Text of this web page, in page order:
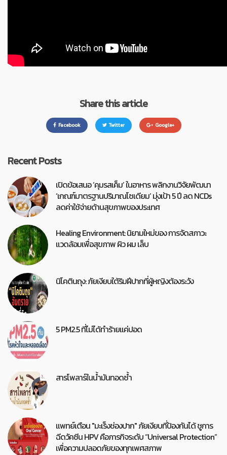
Share this article
Facebook Twitter Google+
Recent Posts
เปิดข้อเสนอ ‘คุมรสเค็ม’ ในอาหาร พลิกงานวิจัยพัฒนา
‘เกณฑ์มาตรฐานปริมาณโซเดียม’ มุ่งเป้า 5 ปี ลด NCDs
ลดค่าใช้จ่ายด้านสุขภาพของประเทศ
Healing Environment: นิยามใหม่ของ การจัดสภาวะ
แวดล้อมเพื่อสุขภาพ ผิว ผม เล็บ
นิโคตินถุง: ภัยเงียบใต้ริมฝีปากที่ผู้หญิงต้องระวัง
5 PM2.5 ที่ไม่ได้ทำร้ายแค่ปอด
สารโพลาร์ในน้ำมันทอดซ้ำ
แพทย์เตือน "มะเร็งช่องปาก" ภัยเงียบที่ป้องกันได้ ชูการ
ฉีดวัคซีน HPV คือภารกิจระดับ “Universal Protection”
เพื่อความปลอดภัยของทุกเพศสภาพ